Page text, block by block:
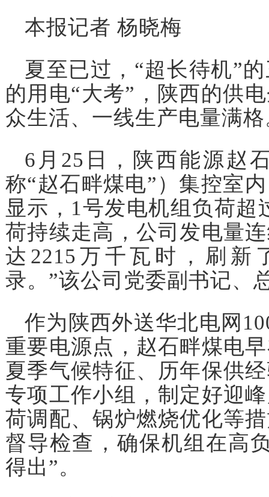
本报记者 杨晓梅
夏至已过，“超长待机”
的用电“大考”，陕西的供
众生活、一线生产电量满
6月25日，陕西能源赵
称“赵石畔煤电”）集控室
显示，1号发电机组负荷超
荷持续走高，公司发电量
达2215万千瓦时，刷新
录。”该公司党委副书记、
作为陕西外送华北电网
重要电源点，赵石畔煤电
夏季气候特征、历年保供
专项工作小组，制定好迎
荷调配、锅炉燃烧优化等
督导检查，确保机组在高
得出”。